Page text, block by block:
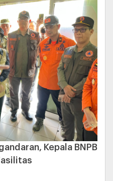
Kepala BNPB